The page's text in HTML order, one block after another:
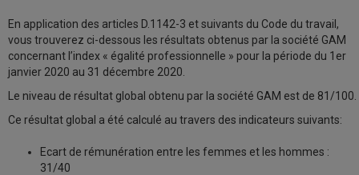
En application des articles D.1142-3 et suivants du Code du travail,
vous trouverez ci-dessous les résultats obtenus par la société GAM
concernant l’index « égalité professionnelle » pour la période du 1er
janvier 2020 au 31 décembre 2020.
Le niveau de résultat global obtenu par la société GAM est de 81/100.
Ce résultat global a été calculé au travers des indicateurs suivants:
Ecart de rémunération entre les femmes et les hommes :
31/40